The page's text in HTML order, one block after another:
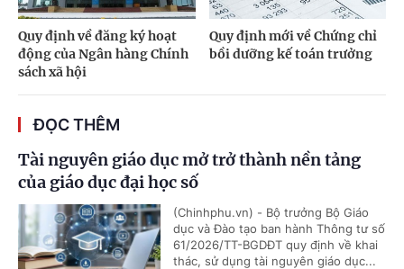
Quy định về đăng ký hoạt
động của Ngân hàng Chính
sách xã hội
Quy định mới về Chứng chỉ
bồi dưỡng kế toán trưởng
ĐỌC THÊM
Tài nguyên giáo dục mở trở thành nền tảng
của giáo dục đại học số
(Chinhphu.vn) - Bộ trưởng Bộ Giáo
dục và Đào tạo ban hành Thông tư số
61/2026/TT-BGDĐT quy định về khai
thác, sử dụng tài nguyên giáo dục...